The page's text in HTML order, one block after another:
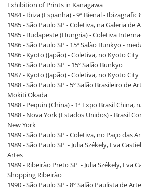
Exhibition of Prints in Kanagawa
1984 - Ibiza (Espanha) - 9º Bienal - Ibizagrafic
1985 - São Paulo SP - Coletiva, na Galeria de
1985 - Budapeste (Hungria) - Coletiva
1986 - São Paulo SP - 15º Salão Bunkyo -
1986 - Kyoto (Japão) - Coletiva, no Kyoto
1986 - São Paulo SP - 15º Salão Bunkyo
1987 - Kyoto (Japão) - Coletiva, no Kyoto
1988 - São Paulo SP - 5º Salão Brasileiro de
Mokiti Okada
1988 - Pequin (China) - 1ª Expo Brasil China,
1988 - Nova York (Estados Unidos) - Brasil
New York
1989 - São Paulo SP - Coletiva, no Paço das
1989 - São Paulo SP - Julia Székely, Eva
Artes
1989 - Ribeirão Preto SP - Julia Székely, Eva
Shopping Ribeirão
1990 - São Paulo SP - 8º Salão Paulista de